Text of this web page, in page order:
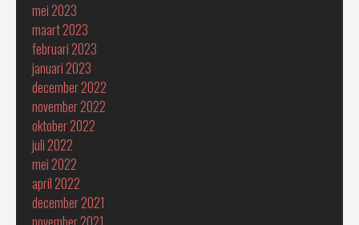
mei 2023
maart 2023
februari 2023
januari 2023
december 2022
november 2022
oktober 2022
juli 2022
mei 2022
april 2022
december 2021